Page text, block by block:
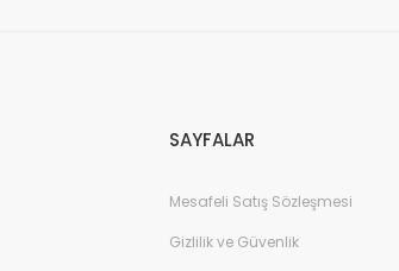
SAYFALAR
Mesafeli Satış Sözleşmesi
Gizlilik ve Güvenlik